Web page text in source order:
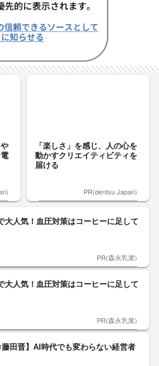
「楽しさ」を感じ、人の心を
動かすクリエイティビティを
届ける
PR(dentsu Japan)
大人気！血圧対策はコーヒーに足して
PR(森永乳業)
大人気！血圧対策はコーヒーに足して
PR(森永乳業)
藤田晋】AI時代でも変わらない経営者